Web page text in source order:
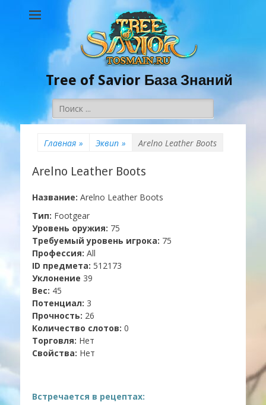
Tree of Savior База Знаний
Поиск:
Главная » Эквип » Arelno Leather Boots
Arelno Leather Boots
Название: Arelno Leather Boots
Тип: Footgear
Уровень оружия: 75
Требуемый уровень игрока: 75
Профессия: All
ID предмета: 512173
Уклонение 39
Вес: 45
Потенциал: 3
Прочность: 26
Количество слотов: 0
Торговля: Нет
Свойства: Нет
Встречается в рецептах: